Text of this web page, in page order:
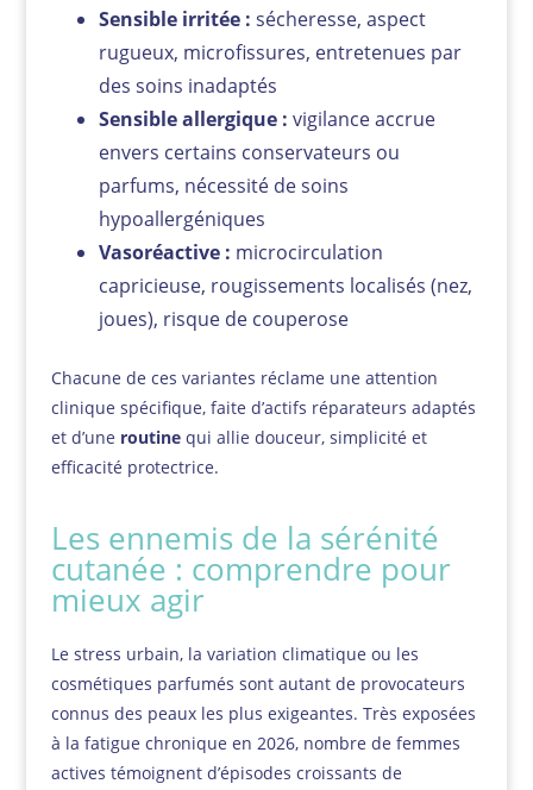
Sensible irritée : sécheresse, aspect
rugueux, microfissures, entretenues par
des soins inadaptés
Sensible allergique : vigilance accrue
envers certains conservateurs ou
parfums, nécessité de soins
hypoallergéniques
Vasoréactive : microcirculation
capricieuse, rougissements localisés (nez,
joues), risque de couperose
Chacune de ces variantes réclame une attention
clinique spécifique, faite d’actifs réparateurs adaptés
et d’une routinequi allie douceur, simplicité et
efficacité protectrice.
Les ennemis de la sérénité
cutanée : comprendre pour
mieux agir
Le stress urbain, la variation climatique ou les
cosmétiques parfumés sont autant de provocateurs
connus des peaux les plus exigeantes. Très exposées
à la fatigue chronique en 2026, nombre de femmes
actives témoignent d’épisodes croissants de